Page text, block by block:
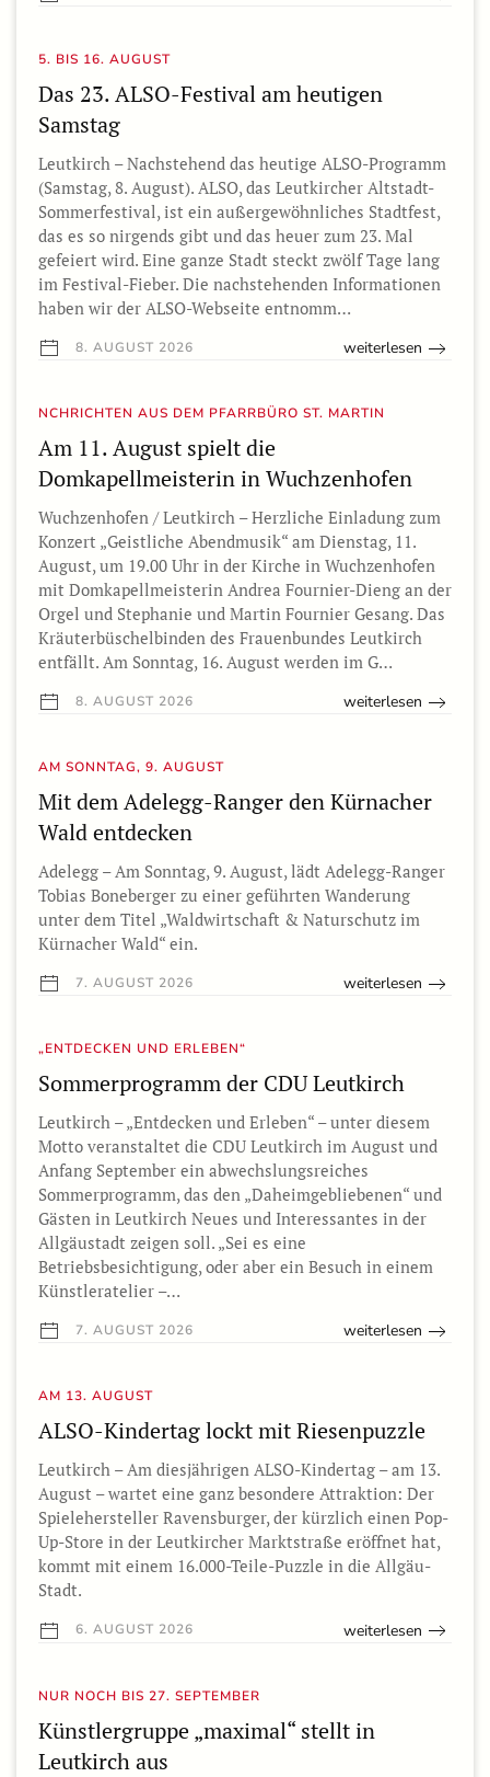
5. BIS 16. AUGUST
Das 23. ALSO-Festival am heutigen
Samstag
Leutkirch – Nachstehend das heutige ALSO-Programm
(Samstag, 8. August). ALSO, das Leutkircher Altstadt-
Sommerfestival, ist ein außergewöhnliches Stadtfest,
das es so nirgends gibt und das heuer zum 23. Mal
gefeiert wird. Eine ganze Stadt steckt zwölf Tage lang
im Festival-Fieber. Die nachstehenden Informationen
haben wir der ALSO-Webseite entnomm…
8. AUGUST 2026 weiterlesen
NCHRICHTEN AUS DEM PFARRBÜRO ST. MARTIN
Am 11. August spielt die
Domkapellmeisterin in Wuchzenhofen
Wuchzenhofen / Leutkirch – Herzliche Einladung zum
Konzert „Geistliche Abendmusik“ am Dienstag, 11.
August, um 19.00 Uhr in der Kirche in Wuchzenhofen
mit Domkapellmeisterin Andrea Fournier-Dieng an der
Orgel und Stephanie und Martin Fournier Gesang. Das
Kräuterbüschelbinden des Frauenbundes Leutkirch
entfällt. Am Sonntag, 16. August werden im G…
8. AUGUST 2026 weiterlesen
AM SONNTAG, 9. AUGUST
Mit dem Adelegg-Ranger den Kürnacher
Wald entdecken
Adelegg – Am Sonntag, 9. August, lädt Adelegg-Ranger
Tobias Boneberger zu einer geführten Wanderung
unter dem Titel „Waldwirtschaft & Naturschutz im
Kürnacher Wald“ ein.
7. AUGUST 2026 weiterlesen
„ENTDECKEN UND ERLEBEN“
Sommerprogramm der CDU Leutkirch
Leutkirch – „Entdecken und Erleben“ – unter diesem
Motto veranstaltet die CDU Leutkirch im August und
Anfang September ein abwechslungsreiches
Sommerprogramm, das den „Daheimgebliebenen“ und
Gästen in Leutkirch Neues und Interessantes in der
Allgäustadt zeigen soll. „Sei es eine
Betriebsbesichtigung, oder aber ein Besuch in einem
Künstleratelier –…
7. AUGUST 2026 weiterlesen
AM 13. AUGUST
ALSO-Kindertag lockt mit Riesenpuzzle
Leutkirch – Am diesjährigen ALSO-Kindertag – am 13.
August – wartet eine ganz besondere Attraktion: Der
Spielehersteller Ravensburger, der kürzlich einen Pop-
Up-Store in der Leutkircher Marktstraße eröffnet hat,
kommt mit einem 16.000-Teile-Puzzle in die Allgäu-
Stadt.
6. AUGUST 2026 weiterlesen
NUR NOCH BIS 27. SEPTEMBER
Künstlergruppe „maximal“ stellt in
Leutkirch aus